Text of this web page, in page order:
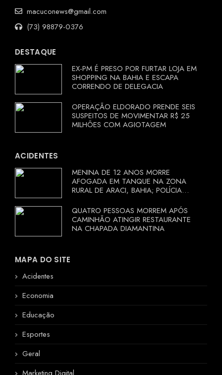
macuconews@gmail.com
(73) 98879-0376
DESTAQUE
EX-PM É PRESO POR FURTAR LOJA EM
SHOPPING NA BAHIA E ESCAPA
CORRENDO DE DELEGACIA
OPERAÇÃO ELDORADO PRENDE SEIS
SUSPEITOS DE MOVIMENTAR R$ 25
MILHÕES COM AGIOTAGEM
ACIDENTES
MENINA DE 12 ANOS MORRE
AFOGADA EM TANQUE NA ZONA
RURAL DE ARACI, BAHIA; POLÍCIA
QUATRO PESSOAS MORREM APÓS
CAMINHÃO ATINGIR RESTAURANTE
NA CHAPADA DIAMANTINA
MAPA DO SITE
Acidentes
Economia
Educação
Esportes
Geral